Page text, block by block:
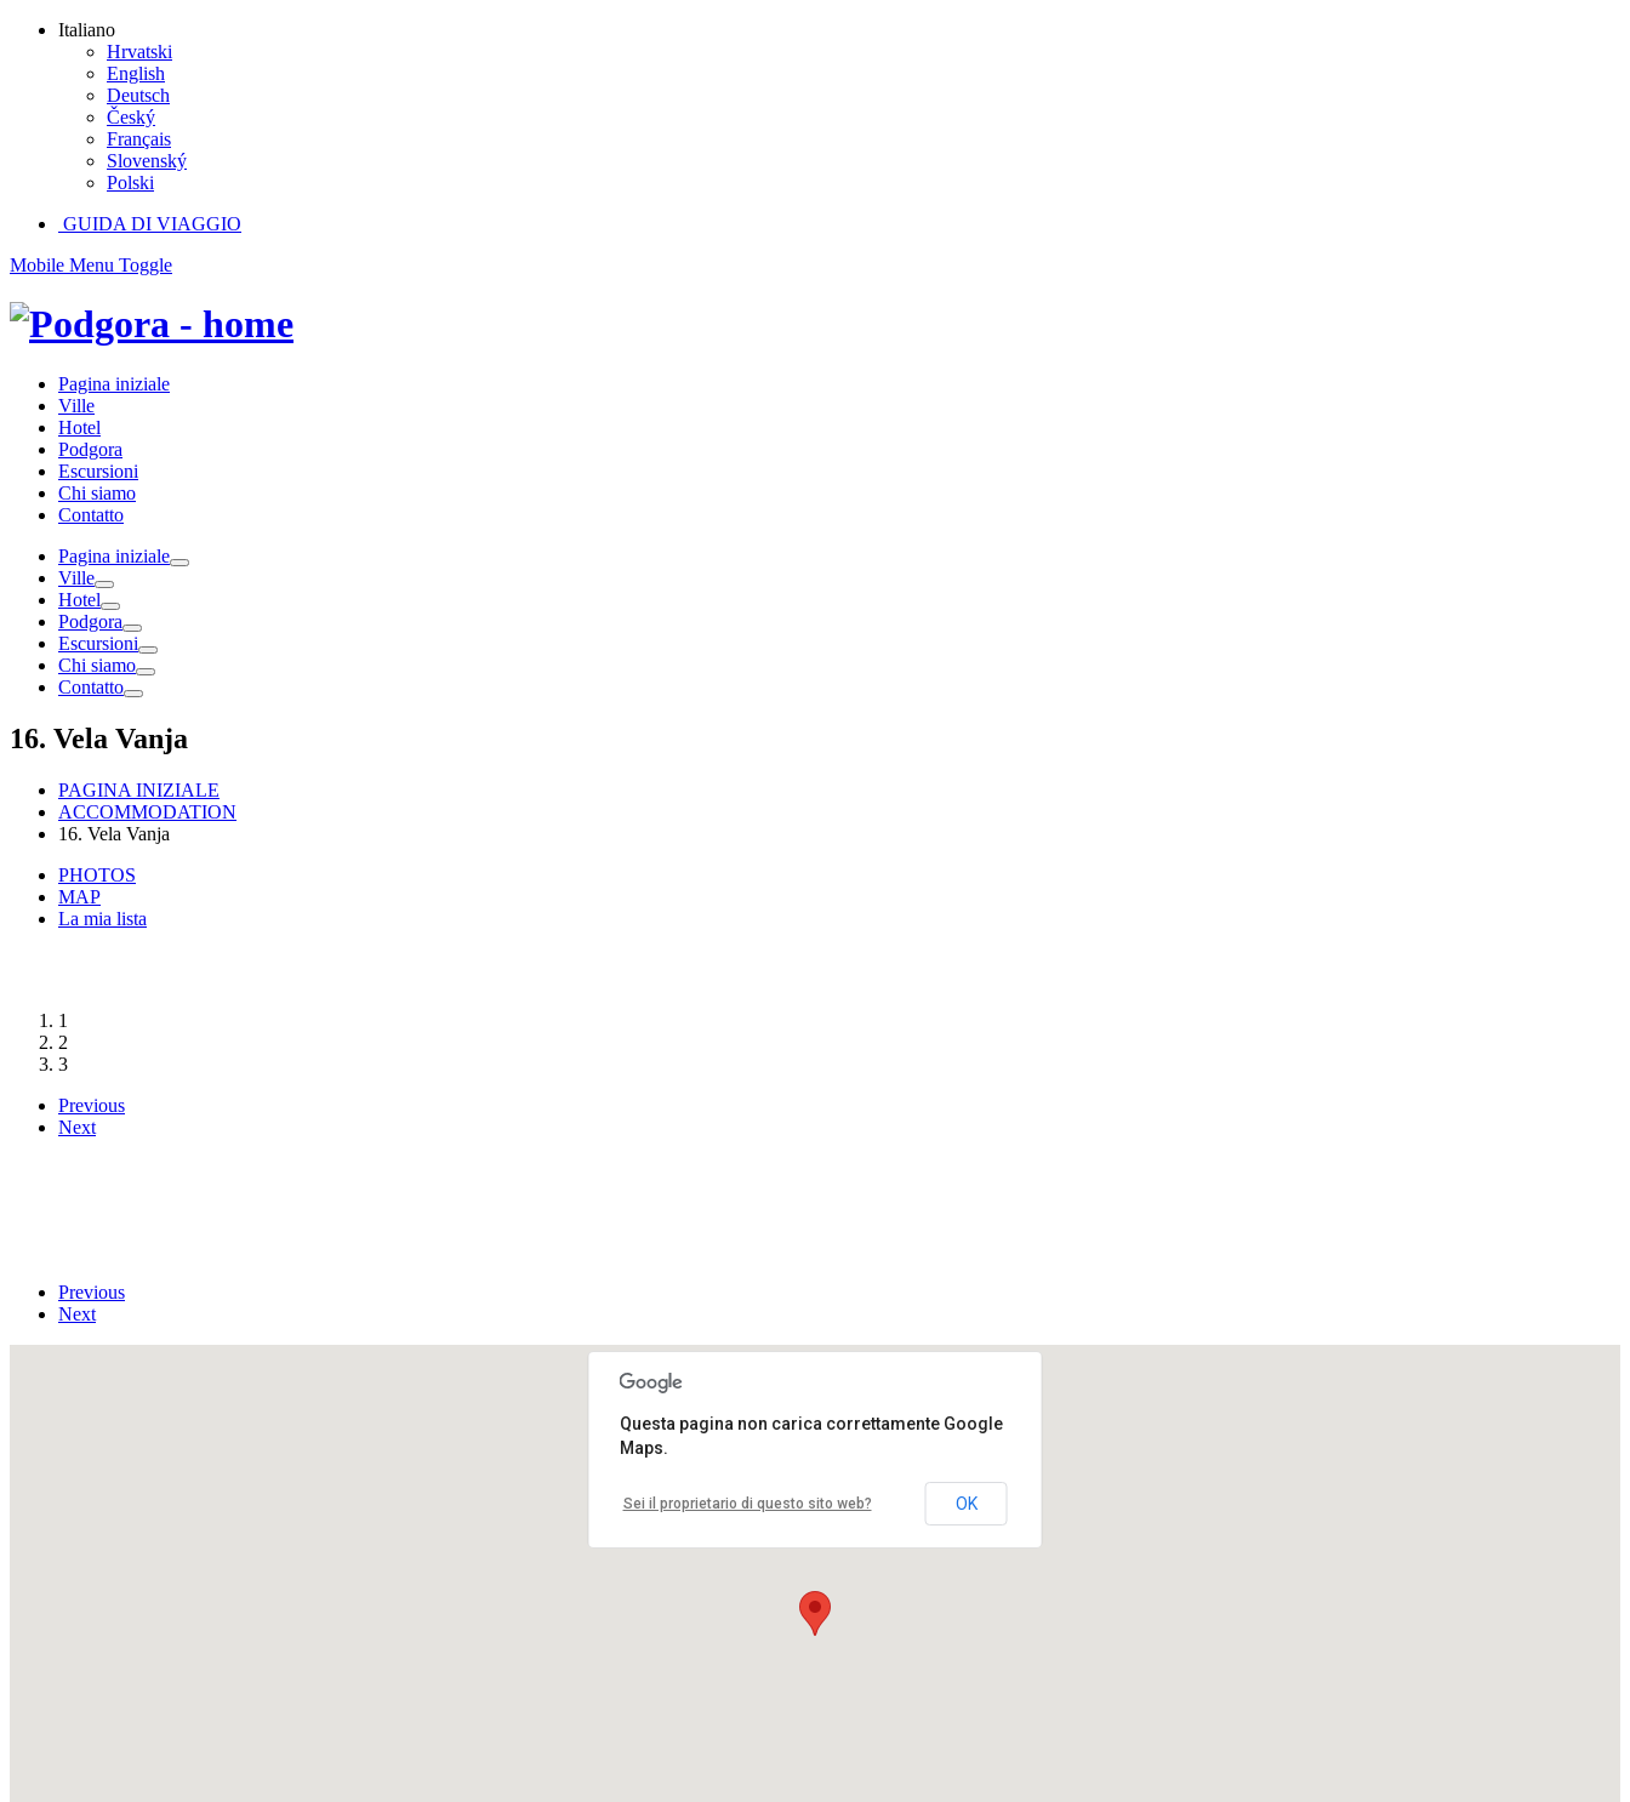
Italiano
Hrvatski
English
Deutsch
Český
Français
Slovenský
Polski
GUIDA DI VIAGGIO
Mobile Menu Toggle
Pagina iniziale
Ville
Hotel
Podgora
Escursioni
Chi siamo
Contatto
Pagina iniziale
Ville
Hotel
Podgora
Escursioni
Chi siamo
Contatto
16. Vela Vanja
PAGINA INIZIALE
ACCOMMODATION
16. Vela Vanja
PHOTOS
MAP
La mia lista
1
2
3
Previous
Next
Previous
Next
Questa pagina non carica correttamente Google
Maps.
Sei il proprietario di questo sito web? OK